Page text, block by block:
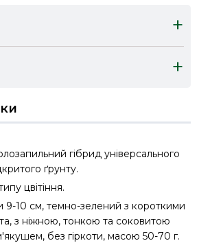
+
+
гібрид універсального
ґрунту.
цвітіння.
9-10 см, темно-зелений з короткими
з ніжною, тонкою та соковитою
без гіркоти, масою 50-70 г.